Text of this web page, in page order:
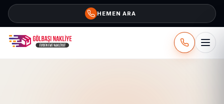
İçeriğe geç
HEMEN ARA